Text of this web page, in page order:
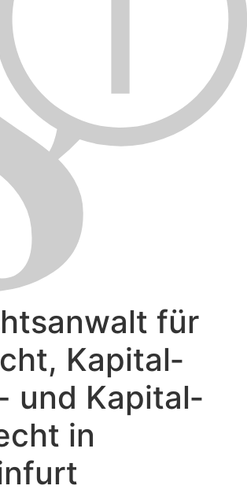
für
Kapi­tal­
und Kapi­tal­
in